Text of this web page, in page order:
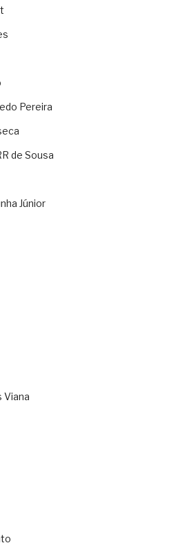
Pereira
de Sousa
Júnior
Viana